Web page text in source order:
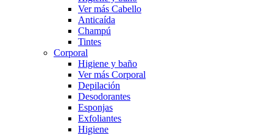
Ver más Cabello
Anticaída
Champú
Tintes
Corporal
Higiene y baño
Ver más Corporal
Depilación
Desodorantes
Esponjas
Exfoliantes
Higiene